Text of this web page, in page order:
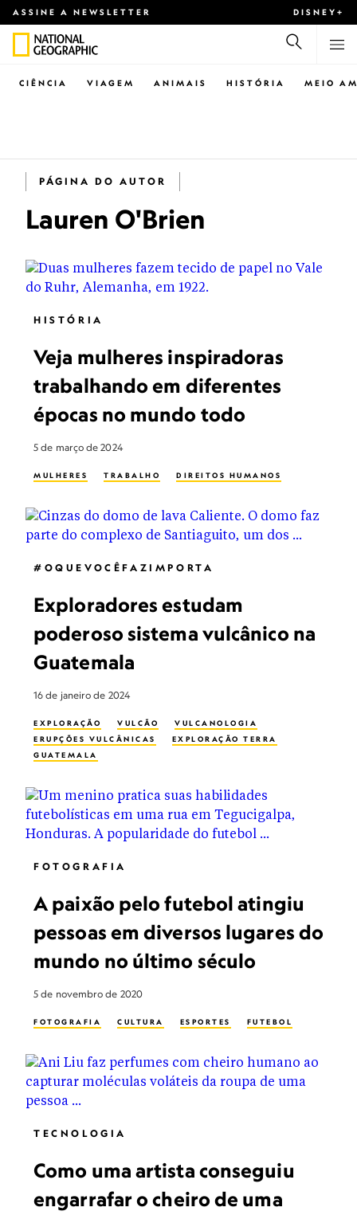
ASSINE A NEWSLETTER DISNEY+
CIÊNCIA VIAGEM ANIMAIS HISTÓRIA MEIO
PÁGINA DO AUTOR
Lauren O'Brien
HISTÓRIA
Veja mulheres inspiradoras
trabalhando em diferentes
épocas no mundo todo
5 de março de 2024
MULHERES TRABALHO DIREITOS HUMANOS
#OQUEVOCÊFAZIMPORTA
Exploradores estudam
poderoso sistema vulcânico na
Guatemala
16 de janeiro de 2024
EXPLORAÇÃO VULCÃO
VULCANOLOGIA
ERUPÇÕES VULCÂNICAS
EXPLORAÇÃO TERRA
GUATEMALA
FOTOGRAFIA
A paixão pelo futebol atingiu
pessoas em diversos lugares do
mundo no último século
5 de novembro de 2020
FOTOGRAFIA CULTURA ESPORTES FUTEBOL
TECNOLOGIA
Como uma artista conseguiu
engarrafar o cheiro de uma